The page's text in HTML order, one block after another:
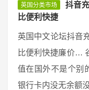
英国分类市场
抖音
比便利快捷
英国中文论坛抖音
比便利快捷廉价…
值在国外不是个别
银行卡内没无余额